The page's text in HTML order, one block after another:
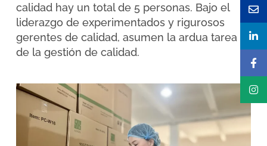
calidad hay un total de 5 personas. Bajo el
liderazgo de experimentados y rigurosos
gerentes de calidad, asumen la ardua tarea
de la gestión de calidad.